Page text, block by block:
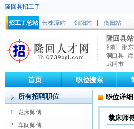
隆回县招工了
招工了总站 长株潭站 邵阳站 衡阳站
隆回县站
邵阳 邵
洞口县
武冈市
首页 职位搜索
所有招聘职位
1
裁床师傅
2
车间师傅
职位详细
裁床师